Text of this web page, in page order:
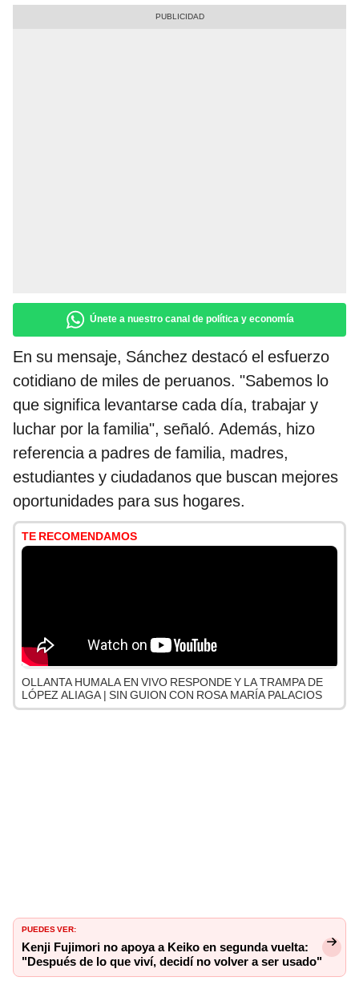
Únete a nuestro canal de política y economía
En su mensaje, Sánchez destacó el esfuerzo
cotidiano de miles de peruanos. "Sabemos lo
que significa levantarse cada día, trabajar y
luchar por la familia", señaló. Además, hizo
referencia a padres de familia, madres,
estudiantes y ciudadanos que buscan mejores
oportunidades para sus hogares.
TE RECOMENDAMOS
OLLANTA HUMALA EN VIVO RESPONDE Y LA TRAMPA DE
LÓPEZ ALIAGA | SIN GUION CON ROSA MARÍA PALACIOS
PUEDES VER:
Kenji Fujimori no apoya a Keiko en segunda vuelta:
"Después de lo que viví, decidí no volver a ser usado"